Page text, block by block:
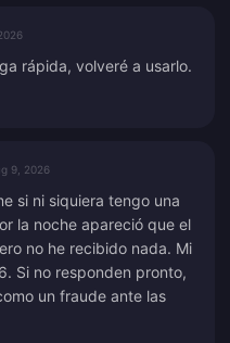
rápida, volveré a usarlo.
9, 2026
si ni siquiera tengo una
la noche apareció que el
no he recibido nada. Mi
Si no responden pronto,
un fraude ante las